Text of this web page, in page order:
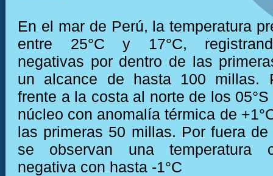
En el mar de Perú, la temperatura
entre 25°C y 17°C,
negativas por dentro de las
un alcance de hasta 100 millas.
frente a la costa al norte de los
núcleo con anomalía térmica de
las primeras 50 millas. Por fuera
se observan una temperatura
negativa con hasta -1°C